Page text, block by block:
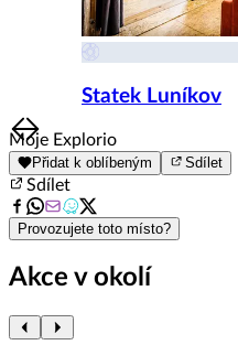
Statek Luníkov
Item
1
of
8
Moje Explorio
Přidat k oblíbeným Sdílet
Sdílet
Provozujete toto místo?
Akce v okolí